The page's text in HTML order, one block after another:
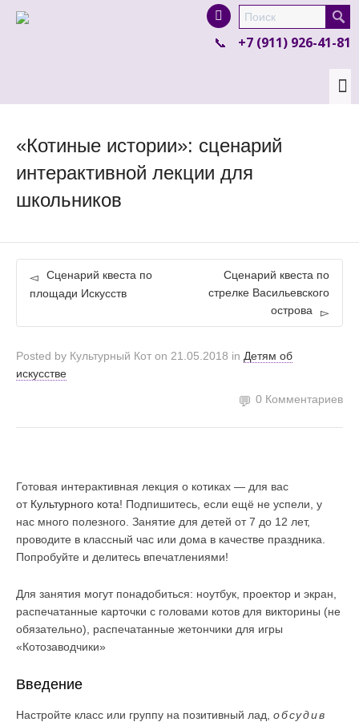
product in a size size .
colour items.
+7 (911) 926-41-81
«Котиные истории»: сценарий
интерактивной лекции для
школьников
Сценарий квеста по
площади Искусств
Сценарий квеста по
стрелке Васильевского
острова
Posted by Культурный Кот on 21.05.2018 in Детям об
искусстве
0 Комментариев
Готовая интерактивная лекция о котиках — для вас
от Культурного кота! Подпишитесь, если ещё не успели, у
нас много полезного. Занятие для детей от 7 до 12 лет,
проводите в классный час или дома в качестве праздника.
Попробуйте и делитесь впечатлениями!
Для занятия могут понадобиться: ноутбук, проектор и экран,
распечатанные карточки с головами котов для викторины (не
обязательно), распечатанные жетончики для игры
«Котозаводчики»
Введение
Настройте класс или группу на позитивный лад, обсудив